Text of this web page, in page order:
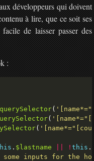
développeurs qui doivent
à lire, que ce soit ses
de laisser passer des
:
querySelector(
(
(
. $lastname ! this .
some inputs for the